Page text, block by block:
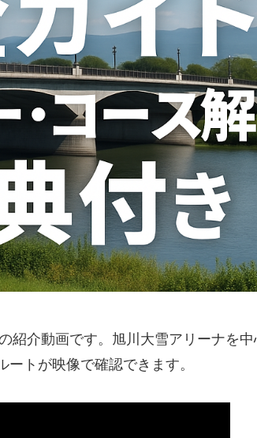
紹介動画です。旭川大雪アリーナを
トが映像で確認できます。